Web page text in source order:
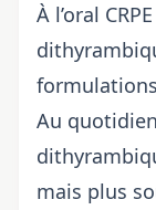
À l’oral
Au
mais plus